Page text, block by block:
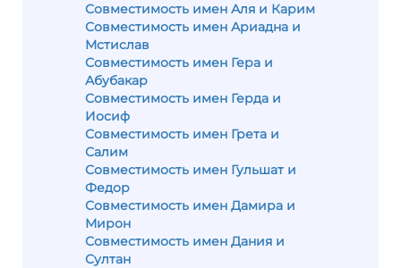
Совместимость имен Аля и Карим
Совместимость имен Ариадна и
Мстислав
Совместимость имен Гера и
Абубакар
Совместимость имен Герда и
Иосиф
Совместимость имен Грета и
Салим
Совместимость имен Гульшат и
Федор
Совместимость имен Дамира и
Мирон
Совместимость имен Дания и
Султан